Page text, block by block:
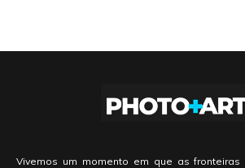
Vivemos um momento em que as